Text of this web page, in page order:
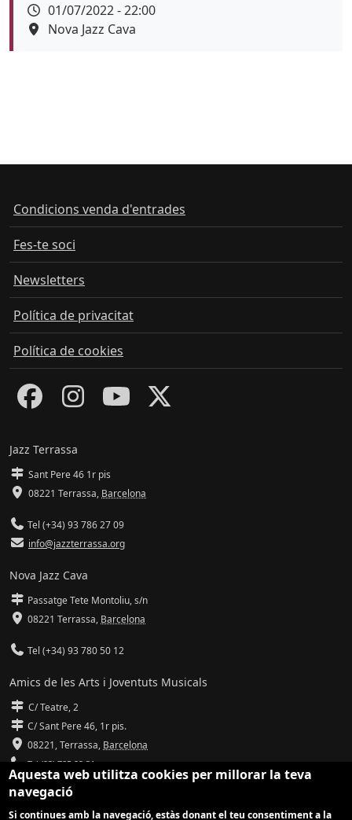
Data
01/07/2022 - 22:00
Espai
Nova Jazz Cava
Condicions venda d'entrades
Fes-te soci
Newsletters
Política de privacitat
Política de cookies
Jazz Terrassa
Sant Pere 46 1r pis
08221 Terrassa, Barcelona
Tel (+34) 93 786 27 09
info@jazzterrassa.org
Nova Jazz Cava
Passatge Tete Montoliu, s/n
08221 Terrassa, Barcelona
Tel (+34) 93 780 50 12
Amics de les Arts i Joventuts Musicals
C/ Teatre, 2
C/ Sant Pere 46, 1r pis.
08221,Terrassa, Barcelona
Tel (93) 785 92 31
info@amicsdelesarts-jjmm.cat
Aquesta web utilitza cookies per millorar la teva
navegació
Si continues amb la navegació, estàs donant el teu consentiment a la